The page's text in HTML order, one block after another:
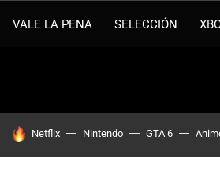
VALE LA PENA SELECCIÓN
HOY SE HABLA DE
Netflix Nintendo GTA 6